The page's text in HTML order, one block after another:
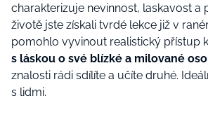
charakterizuje nevinnost, laskavost a
životě jste získali tvrdé lekce již v
pomohlo vyvinout realistický přístup
s láskou o své blízké a milované
znalosti rádi sdílíte a učíte druhé.
s lidmi.